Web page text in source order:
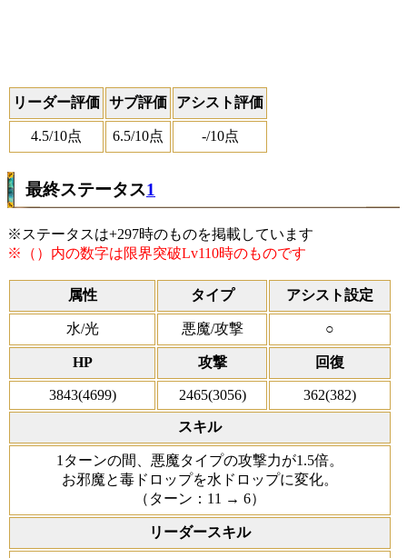
リーダー評価 サブ評価 アシスト評価
4.5/10点 6.5/10点 -/10点
最終ステータス1
※ステータスは+297時のものを掲載しています
※（）内の数字は限界突破Lv110時のものです
属性 タイプ アシスト設定
水/光 悪魔/攻撃 ○
HP 攻撃 回復
3843(4699) 2465(3056) 362(382)
スキル
1ターンの間、悪魔タイプの攻撃力が1.5倍。
お邪魔と毒ドロップを水ドロップに変化。
（ターン：11 → 6）
リーダースキル